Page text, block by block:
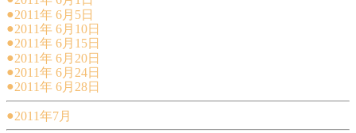
●2011年 6月5日
●2011年 6月10日
●2011年 6月15日
●2011年 6月20日
●2011年 6月24日
●2011年 6月28日
●2011年7月